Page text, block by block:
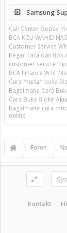
Samsung
Call Center Gopay
BCA KCU WAHID
Customer Service
Begini cara dan tips
customer service
BCA Finance WTC
Cara mudah buka
Bagaimana Cara
Cara Buka Blokir
Bagaimana cara
online
Foren
Kontakt